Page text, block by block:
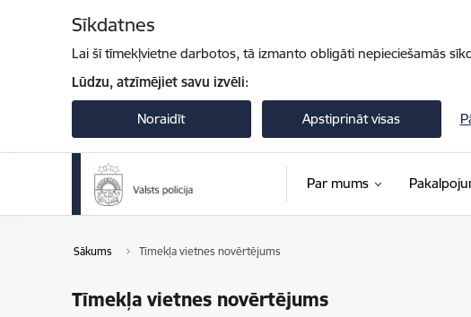
Sīkdatnes
Lai šī tīmekļvietne darbotos, tā izmanto obligāti nepieciešamās
Lūdzu, atzīmējiet savu izvēli:
Noraidīt Apstiprināt visas
Par mums
Sākums Tīmekļa vietnes novērtējums
Tīmekļa vietnes novērtējums